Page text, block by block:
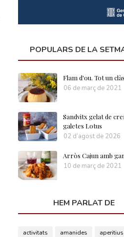
POPULARS DE LA
Flam d'ou. Tot un
06 de març de 2021
Sandvitx gelat de
galetes Lotus
02 d’agost de 2026
Arròs Cajun amb
10 de març de 2021
HEM PARLAT DE
activitats amanides
aperitius